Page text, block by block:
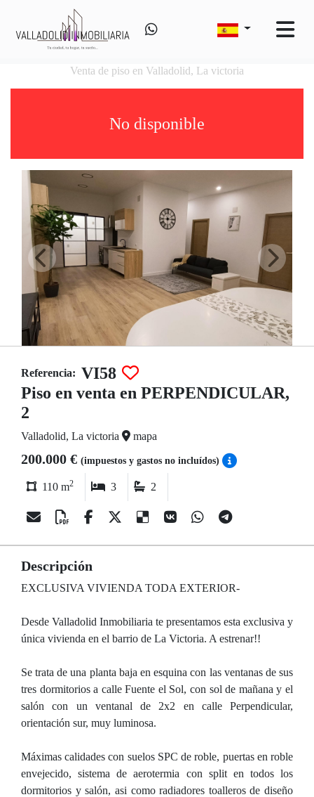
Venta de piso en Valladolid, La victoria
No disponible
Referencia: VI58
Piso en venta en PERPENDICULAR,
2
Valladolid, La victoria mapa
200.000 € (impuestos y gastos no incluídos)
110 m2 3 2
Descripción
EXCLUSIVA VIVIENDA TODA EXTERIOR-
Desde Valladolid Inmobiliaria te presentamos esta exclusiva y
única vivienda en el barrio de La Victoria. A estrenar!!
Se trata de una planta baja en esquina con las ventanas de sus
tres dormitorios a calle Fuente el Sol, con sol de mañana y el
salón con un ventanal de 2x2 en calle Perpendicular,
orientación sur, muy luminosa.
Máximas calidades con suelos SPC de roble, puertas en roble
envejecido, sistema de aerotermia con split en todos los
dormitorios y salón, asi como radiadores toalleros de diseño